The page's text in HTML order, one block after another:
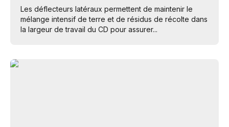
Les déflecteurs latéraux permettent de maintenir le
mélange intensif de terre et de résidus de récolte dans
la largeur de travail du CD pour assurer...